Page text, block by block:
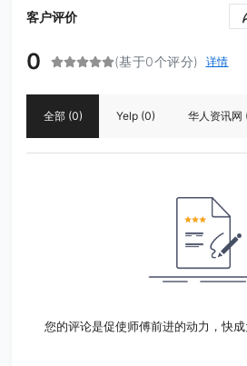
客户评价
0 (基于0个评分) 详情
全部 (0) Yelp (0) 华人资讯网
您的评论是促使师傅前进的动力，快成